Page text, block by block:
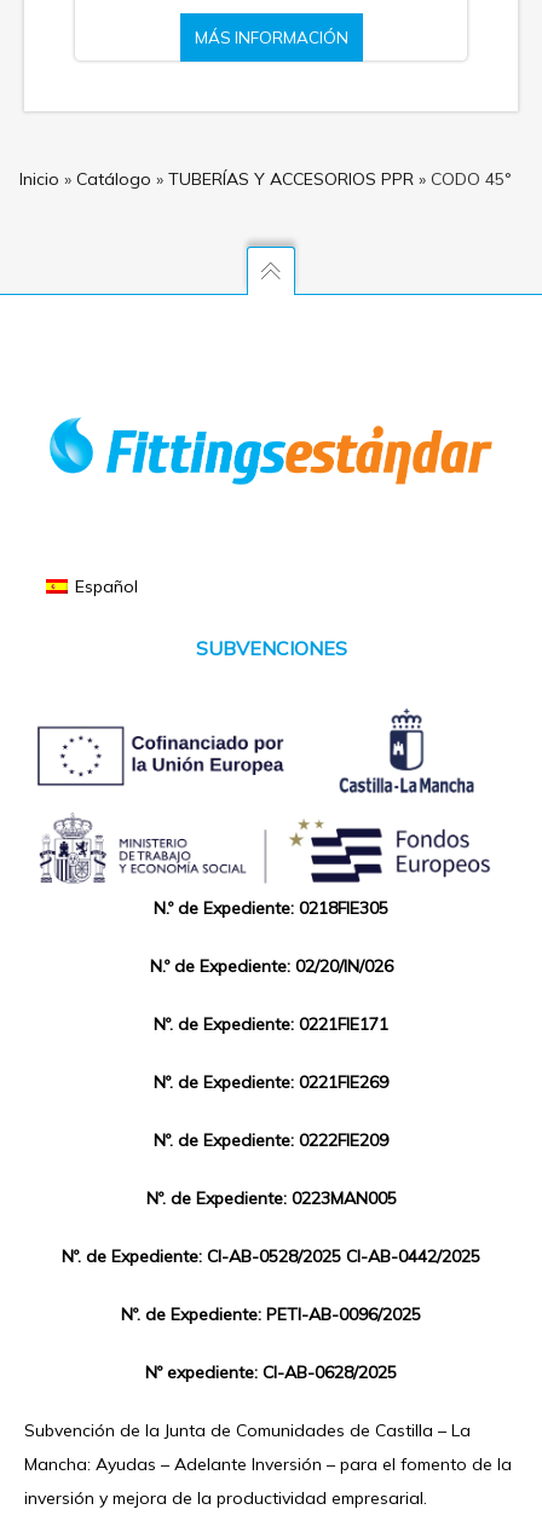
MÁS INFORMACIÓN
Inicio » Catálogo » TUBERÍAS Y ACCESORIOS PPR » CODO 45°
Español
SUBVENCIONES
N.º de Expediente: 0218FIE305
N.º de Expediente: 02/20/IN/026
Nº. de Expediente: 0221FIE171
Nº. de Expediente: 0221FIE269
Nº. de Expediente: 0222FIE209
Nº. de Expediente: 0223MAN005
Nº. de Expediente: CI-AB-0528/2025 CI-AB-0442/2025
Nº. de Expediente: PETI-AB-0096/2025
Nº expediente: CI-AB-0628/2025
Subvención de la Junta de Comunidades de Castilla – La
Mancha: Ayudas – Adelante Inversión – para el fomento de la
inversión y mejora de la productividad empresarial.